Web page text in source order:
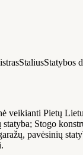
StaliusStatybos
veikianti Pietų
Stogo
pavėsinių